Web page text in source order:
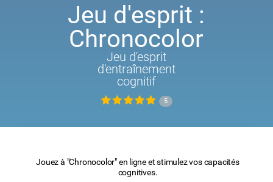
Jeu d'esprit :
Chronocolor
Jeu d'esprit
d'entraînement
cognitif
5
Jouez à "Chronocolor" en ligne et stimulez vos capacités
cognitives.